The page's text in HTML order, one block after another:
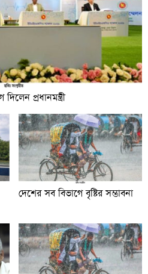
প্রধানমন্ত্রী
দেশের সব বিভাগে বৃষ্টির সম্ভাবনা